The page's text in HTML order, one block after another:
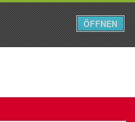
Menü
ÖFFNEN